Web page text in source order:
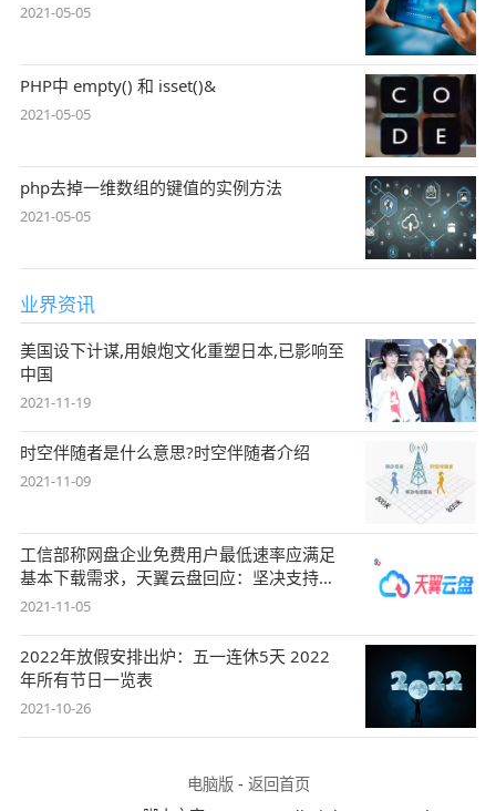
2021-05-05
PHP中 empty() 和 isset()&
2021-05-05
php去掉一维数组的键值的实例方法
2021-05-05
业界资讯
美国设下计谋,用娘炮文化重塑日本,已影响至
中国
2021-11-19
时空伴随者是什么意思?时空伴随者介绍
2021-11-09
工信部称网盘企业免费用户最低速率应满足
基本下载需求，天翼云盘回应：坚决支持，
始终
2021-11-05
2022年放假安排出炉：五一连休5天 2022
年所有节日一览表
2021-10-26
电脑版- 返回首页